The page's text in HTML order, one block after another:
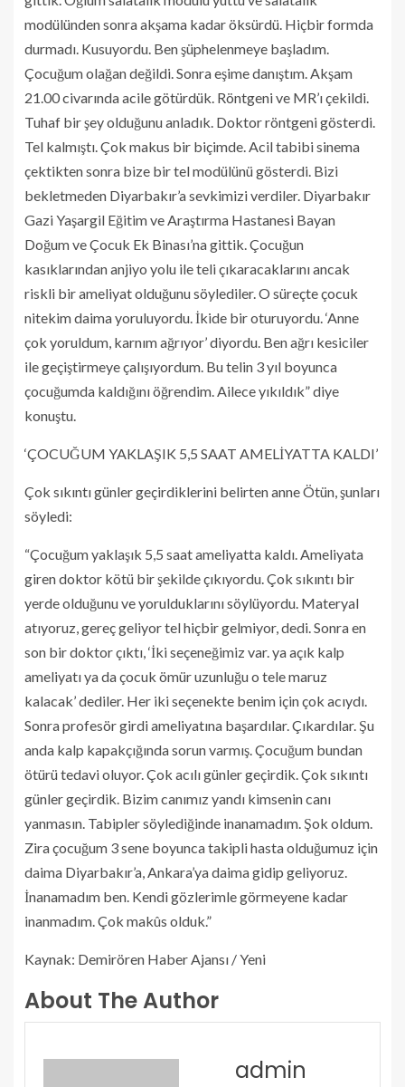
modülünden sonra akşama kadar öksürdü. Hiçbir formda
durmadı. Kusuyordu. Ben şüphelenmeye başladım.
Çocuğum olağan değildi. Sonra eşime danıştım. Akşam
21.00 civarında acile götürdük. Röntgeni ve MR’ı çekildi.
Tuhaf bir şey olduğunu anladık. Doktor röntgeni gösterdi.
Tel kalmıştı. Çok makus bir biçimde. Acil tabibi sinema
çektikten sonra bize bir tel modülünü gösterdi. Bizi
bekletmeden Diyarbakır’a sevkimizi verdiler. Diyarbakır
Gazi Yaşargil Eğitim ve Araştırma Hastanesi Bayan
Doğum ve Çocuk Ek Binası’na gittik. Çocuğun
kasıklarından anjiyo yolu ile teli çıkaracaklarını ancak
riskli bir ameliyat olduğunu söylediler. O süreçte çocuk
nitekim daima yoruluyordu. İkide bir oturuyordu. ‘Anne
çok yoruldum, karnım ağrıyor’ diyordu. Ben ağrı kesiciler
ile geçiştirmeye çalışıyordum. Bu telin 3 yıl boyunca
çocuğumda kaldığını öğrendim. Ailece yıkıldık” diye
konuştu.
‘ÇOCUĞUM YAKLAŞIK 5,5 SAAT AMELİYATTA KALDI’
Çok sıkıntı günler geçirdiklerini belirten anne Ötün, şunları
söyledi:
“Çocuğum yaklaşık 5,5 saat ameliyatta kaldı. Ameliyata
giren doktor kötü bir şekilde çıkıyordu. Çok sıkıntı bir
yerde olduğunu ve yorulduklarını söylüyordu. Materyal
atıyoruz, gereç geliyor tel hiçbir gelmiyor, dedi. Sonra en
son bir doktor çıktı, ‘İki seçeneğimiz var. ya açık kalp
ameliyatı ya da çocuk ömür uzunluğu o tele maruz
kalacak’ dediler. Her iki seçenekte benim için çok acıydı.
Sonra profesör girdi ameliyatına başardılar. Çıkardılar. Şu
anda kalp kapakçığında sorun varmış. Çocuğum bundan
ötürü tedavi oluyor. Çok acılı günler geçirdik. Çok sıkıntı
günler geçirdik. Bizim canımız yandı kimsenin canı
yanmasın. Tabipler söylediğinde inanamadım. Şok oldum.
Zira çocuğum 3 sene boyunca takipli hasta olduğumuz için
daima Diyarbakır’a, Ankara’ya daima gidip geliyoruz.
İnanamadım ben. Kendi gözlerimle görmeyene kadar
inanmadım. Çok makûs olduk.”
Kaynak: Demirören Haber Ajansı / Yeni
About The Author
admin